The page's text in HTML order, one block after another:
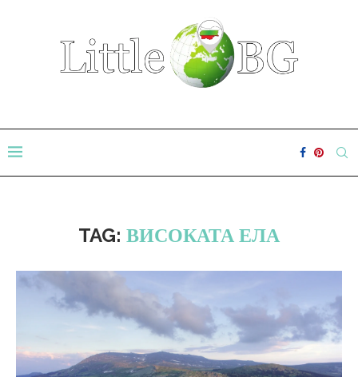
TAG: ВИСОКАТА ЕЛА